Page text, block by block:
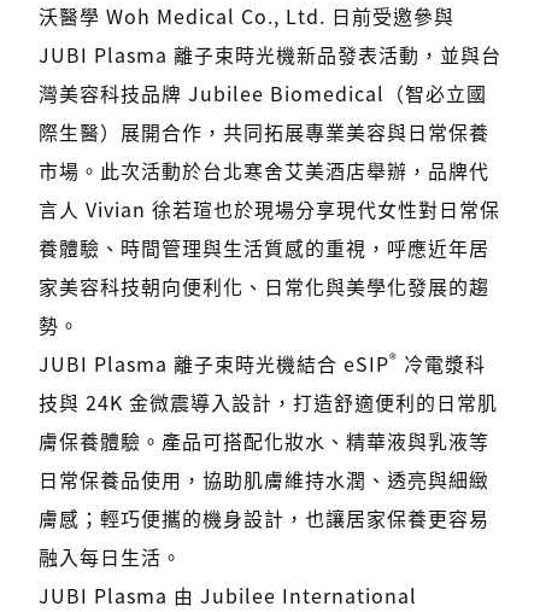
沃醫學 Woh Medical Co., Ltd. 日前受邀參與
JUBI Plasma 離子束時光機新品發表活動，並與台
灣美容科技品牌 Jubilee Biomedical（智必立國
際生醫）展開合作，共同拓展專業美容與日常保養
市場。此次活動於台北寒舍艾美酒店舉辦，品牌代
言人 Vivian 徐若瑄也於現場分享現代女性對日常保
養體驗、時間管理與生活質感的重視，呼應近年居
家美容科技朝向便利化、日常化與美學化發展的趨
勢。
JUBI Plasma 離子束時光機結合 eSIP® 冷電漿科
技與 24K 金微震導入設計，打造舒適便利的日常肌
膚保養體驗。產品可搭配化妝水、精華液與乳液等
日常保養品使用，協助肌膚維持水潤、透亮與細緻
膚感；輕巧便攜的機身設計，也讓居家保養更容易
融入每日生活。
JUBI Plasma 由 Jubilee International